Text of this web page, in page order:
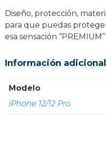
Diseño, protección,
para que puedas
esa sensación “PREMIUM”
Información adicional
Modelo
iPhone 12/12 Pro